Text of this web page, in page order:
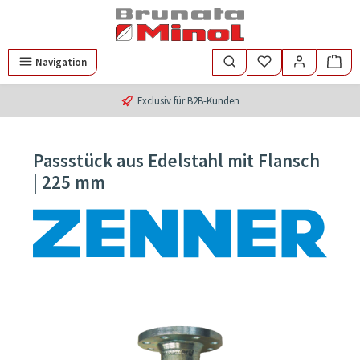
Zum Hauptinhalt springen
Navigation
Exclusiv für B2B-Kunden
Passstück aus Edelstahl mit Flansch
| 225 mm